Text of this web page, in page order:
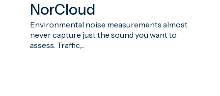
NorCloud
Environmental noise measurements almost
never capture just the sound you want to
assess. Traffic,...